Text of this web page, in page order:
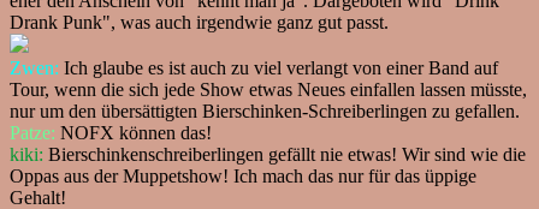
Drank Punk", was auch irgendwie ganz gut passt.
Zwen: Ich glaube es ist auch zu viel verlangt von einer Band auf
Tour, wenn die sich jede Show etwas Neues einfallen lassen müsste,
nur um den übersättigten Bierschinken-Schreiberlingen zu gefallen.
Patze: NOFX können das!
kiki: Bierschinkenschreiberlingen gefällt nie etwas! Wir sind wie die
Oppas aus der Muppetshow! Ich mach das nur für das üppige
Gehalt!